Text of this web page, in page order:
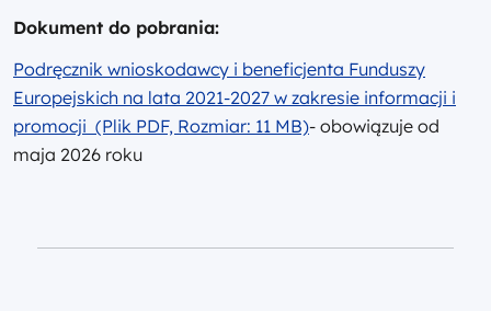
Dokument do pobrania:
Podręcznik wnioskodawcy i beneficjenta Funduszy
Europejskich na lata 2021-2027 w zakresie informacji i
promocji (Plik PDF, Rozmiar: 11 MB)- obowiązuje od
maja 2026 roku